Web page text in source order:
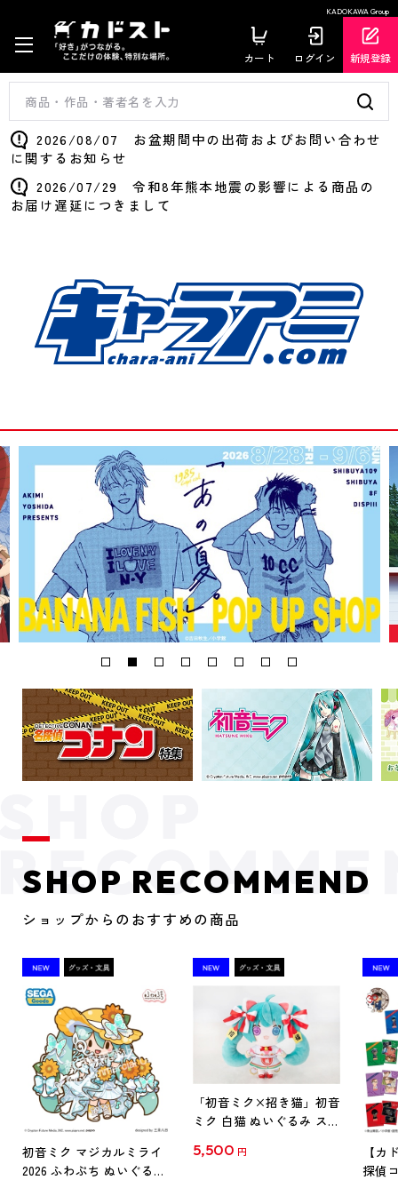
KADOKAWA Group
カート ログイン 新規登録
2026/08/07 お盆期間中の出荷およびお問い合わせ
に関するお知らせ
2026/07/29 令和8年熊本地震の影響による商品の
お届け遅延につきまして
SHOP RECOMMEND
ショップからのおすすめの商品
初音ミク マジカルミライ
2026 ふわぷち ぬいぐるみ
「初音ミク×招き猫」初音
ミク 白猫 ぬいぐるみ スタ
5,500 円
【カ
探偵